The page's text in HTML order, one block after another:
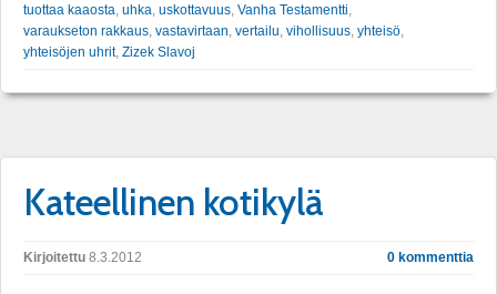
tuottaa kaaosta uhka uskottavuus Vanha Testamentti
varaukseton rakkaus vastavirtaan vertailu vihollisuus yhteisö
yhteisöjen uhrit, Zizek Slavoj
Kateellinen kotikylä
Kirjoitettu 8.3.2012 0 kommenttia